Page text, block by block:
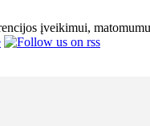
įveikimui,